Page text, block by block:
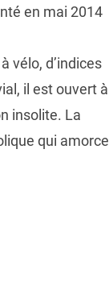
en mai 2014
vélo, d’indices
il est ouvert à
insolite. La
qui amorce